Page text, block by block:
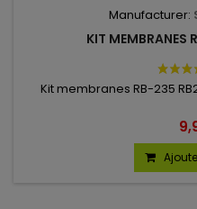
Manufacturer:
KIT
Kit membranes RB-235